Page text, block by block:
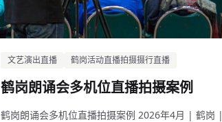
文艺演出直播 鹤岗活动直播拍摄摄行直播
鹤岗朗诵会多机位直播拍摄案例
鹤岗朗诵会多机位直播拍摄案例 2026年4月 | 鹤岗 |